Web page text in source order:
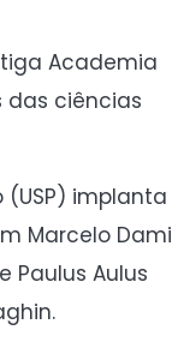
Academia
das ciências
(USP) implanta
Marcelo Dami
Paulus Aulus